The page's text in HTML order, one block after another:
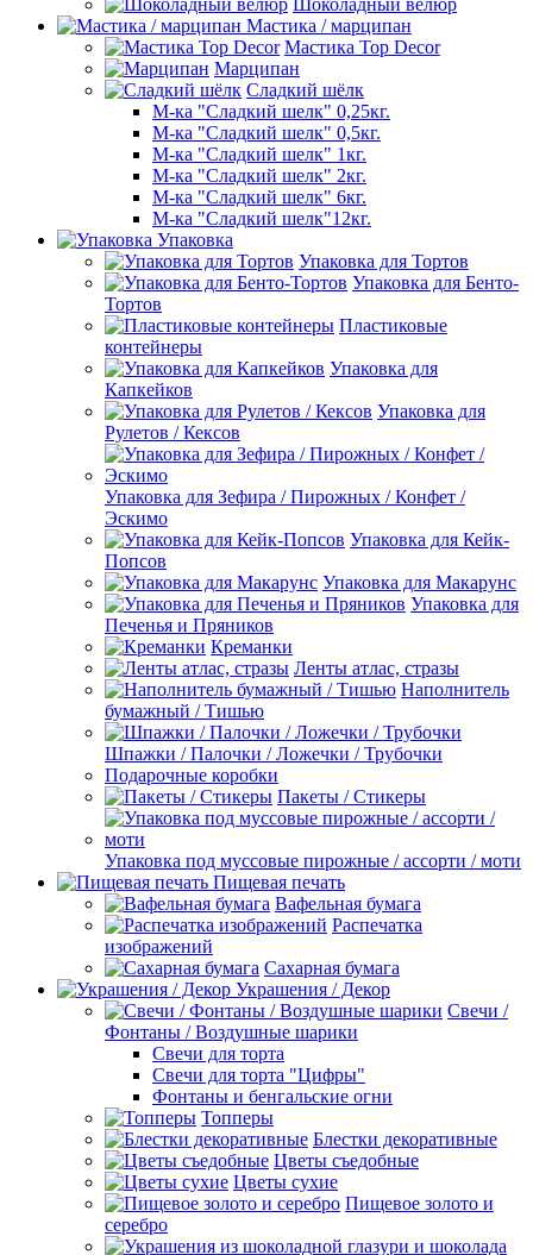
Шоколадный велюр
Мастика / марципан
Мастика Top Decor
Марципан
Сладкий шёлк
М-ка "Сладкий шелк" 0,25кг.
М-ка "Сладкий шелк" 0,5кг.
М-ка "Сладкий шелк" 1кг.
М-ка "Сладкий шелк" 2кг.
М-ка "Сладкий шелк" 6кг.
М-ка "Сладкий шелк"12кг.
Упаковка
Упаковка для Тортов
Упаковка для Бенто-
Тортов
Пластиковые
контейнеры
Упаковка для
Капкейков
Упаковка для
Рулетов / Кексов
Упаковка для Зефира / Пирожных / Конфет /
Эскимо
Упаковка для Кейк-
Попсов
Упаковка для Макарунс
Упаковка для
Печенья и Пряников
Креманки
Ленты атлас, стразы
Наполнитель
бумажный / Тишью
Шпажки / Палочки / Ложечки / Трубочки
Подарочные коробки
Пакеты / Стикеры
Упаковка под муссовые пирожные / ассорти / моти
Пищевая печать
Вафельная бумага
Распечатка
изображений
Сахарная бумага
Украшения / Декор
Свечи /
Фонтаны / Воздушные шарики
Свечи для торта
Свечи для торта "Цифры"
Фонтаны и бенгальские огни
Топперы
Блестки декоративные
Цветы съедобные
Цветы сухие
Пищевое золото и
серебро